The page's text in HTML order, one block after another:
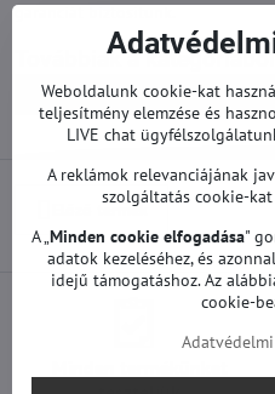
garanciát biztosítunk.
Továbbiak a kategóriából
Pótalkatrészek | LG TV
Előző termék
Weboldalunk cookie-kat
teljesítmény elemzése és
LIVE chat
A reklámok relevanciájának
szolgáltatás cookie-
A „Minden cookie elfogadása"
adatok kezeléséhez, és
idejű támogatáshoz. Az
cookie-